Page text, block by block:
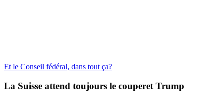
Et le Conseil fédéral, dans tout ça?
La Suisse attend toujours le couperet Trump